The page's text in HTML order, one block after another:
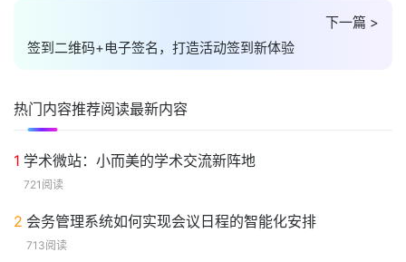
下一篇 >
签到二维码+电子签名，打造活动签到新体验
热门内容推荐阅读最新内容
1 学术微站：小而美的学术交流新阵地
721阅读
2 会务管理系统如何实现会议日程的智能化安排
713阅读